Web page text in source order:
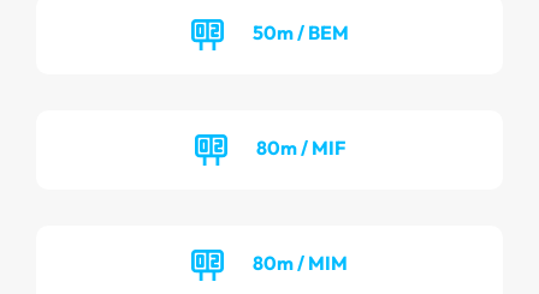
50m / BEM
80m / MIF
80m / MIM